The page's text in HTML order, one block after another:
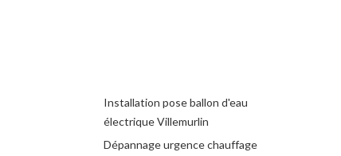
Installation pose ballon d'eau
électrique Villemurlin
Dépannage urgence chauffage